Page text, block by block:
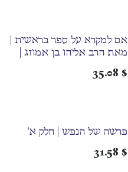
אם למקרא על ספר בראשית |
מאת הרב אליהו בן אמוזג |
$
35.08
פרשה של הנפש | חלק א'
$
31.58